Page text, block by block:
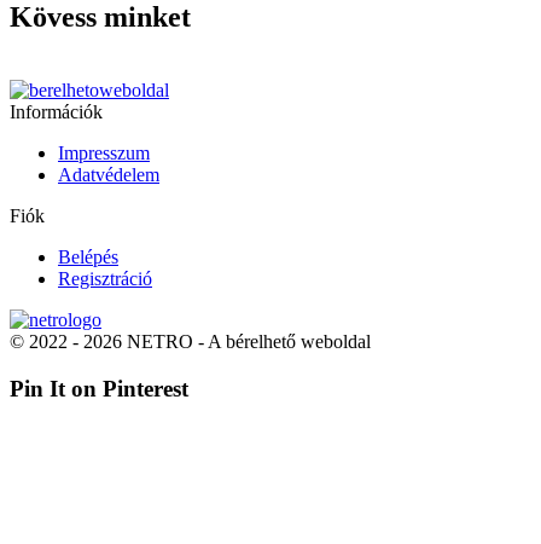
Kövess minket
Információk
Impresszum
Adatvédelem
Fiók
Belépés
Regisztráció
© 2022 - 2026 NETRO - A bérelhető weboldal
Pin It on Pinterest